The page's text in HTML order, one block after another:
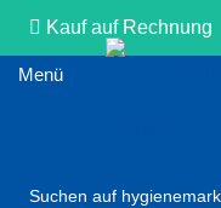
Kauf auf Rechnung